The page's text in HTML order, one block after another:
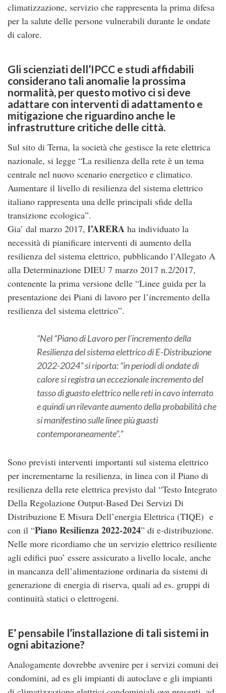
climatizzazione, servizio che rappresenta la prima difesa
per la salute delle persone vulnerabili durante le ondate
di calore.
Gli scienziati dell’IPCC e studi affidabili
considerano tali anomalie la prossima
normalità, per questo motivo ci si deve
adattare con interventi di adattamento e
mitigazione che riguardino anche le
infrastrutture critiche delle città.
Sul sito di Terna, la società che gestisce la rete elettrica
nazionale, si legge “La resilienza della rete è un tema
centrale nel nuovo scenario energetico e climatico.
Aumentare il livello di resilienza del sistema elettrico
italiano rappresenta una delle principali sfide della
transizione ecologica”.
Gia’ dal marzo 2017, l’ARERA ha individuato la
necessità di pianificare interventi di aumento della
resilienza del sistema elettrico, pubblicando l’Allegato A
alla Determinazione DIEU 7 marzo 2017 n.2/2017,
contenente la prima versione delle “Linee guida per la
presentazione dei Piani di lavoro per l’incremento della
resilienza del sistema elettrico”.
Nel “Piano di Lavoro per l’incremento della
Resilienza del sistema elettrico di E-Distribuzione
2022-2024” si riporta: “in periodi di ondate di
calore si registra un eccezionale incremento del
tasso di guasto elettrico nelle reti in cavo interrato
e quindi un rilevante aumento della probabilità che
si manifestino sulle linee più guasti
contemporaneamente”.
Sono previsti interventi importanti sul sistema elettrico
per incrementarne la resilienza, in linea con il Piano di
resilienza della rete elettrica previsto dal “Testo Integrato
Della Regolazione Output-Based Dei Servizi Di
Distribuzione E Misura Dell’energia Elettrica (TIQE) e
con il “Piano Resilienza 2022-2024” di e-distribuzione.
Nelle more ricordiamo che un servizio elettrico resiliente
agli edifici puo’ essere assicurato a livello locale, anche
in mancanza dell’alimentazione ordinaria da sistemi di
generazione di energia di riserva, quali ad es. gruppi di
continuità statici o elettrogeni.
E’ pensabile l’installazione di tali sistemi in
ogni abitazione?
Analogamente dovrebbe avvenire per i servizi comuni dei
condomini, ad es gli impianti di autoclave e gli impianti